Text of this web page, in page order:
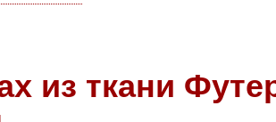
из ткани